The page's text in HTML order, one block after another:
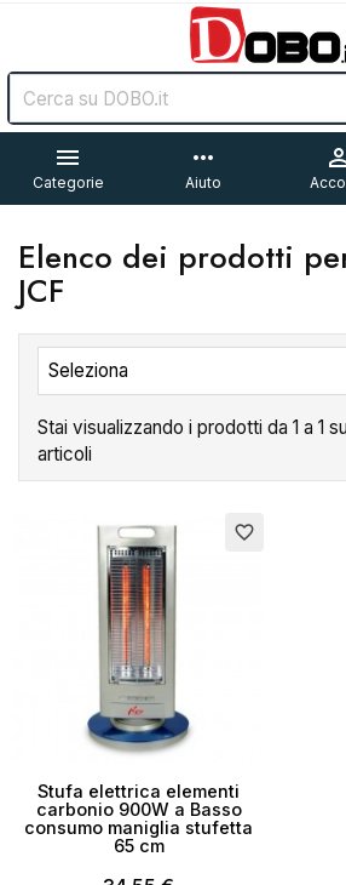

Categorie
more_horiz
Aiuto
Elenco dei prodotti
JCF
Seleziona
Stai visualizzando i prodotti da 1 a 1
articoli
favorite_border
Stufa elettrica elementi
carbonio 900W a Basso
consumo maniglia stufetta
65 cm